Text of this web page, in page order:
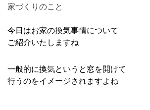
家づくりのこと
今日はお家の換気事情について
ご紹介いたしますね
一般的に換気というと窓を開けて
行うのをイメージされますよね